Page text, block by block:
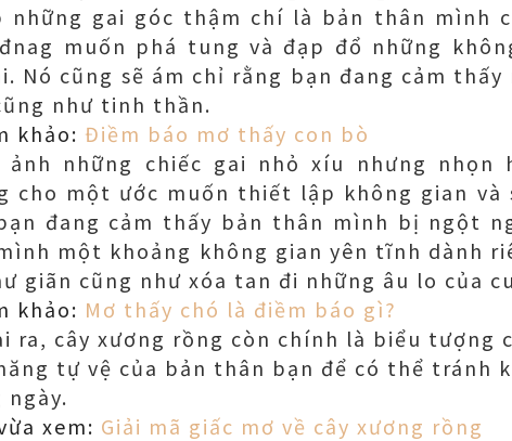
những gai góc thậm chí là bản thân mình
muốn phá tung và đạp đổ những
Nó cũng sẽ ám chỉ rằng bạn đang cảm
như tinh thần.
khảo: Điềm báo mơ thấy con bò
ảnh những chiếc gai nhỏ xíu nhưng nhọn
cho một ước muốn thiết lập không gian và
đang cảm thấy bản thân mình bị ngột
một khoảng không gian yên tĩnh dành
giãn cũng như xóa tan đi những âu lo của
khảo: Mơ thấy chó là điềm báo gì?
ra, cây xương rồng còn chính là biểu tượng
tự vệ của bản thân bạn để có thể tránh
ngày.
xem: Giải mã giấc mơ về cây xương rồng